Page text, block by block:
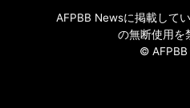
AFPBB Newsに掲載して
の無断使用を
©